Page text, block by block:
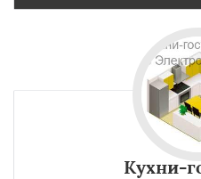
Кухни-